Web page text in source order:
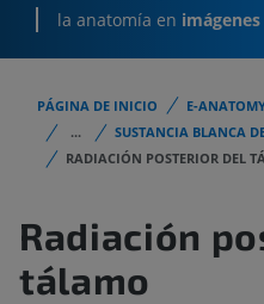
la anatomía en imágenes
PÁGINA DE INICIO E-
...
SUSTANCIA BLANCA
RADIACIÓN POSTERIOR DEL
Radiación
tálamo